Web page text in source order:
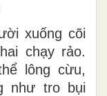
xuống cõi
chạy rảo.
lông cừu,
như tro bụi